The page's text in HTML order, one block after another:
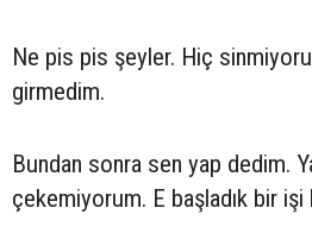
Ne pis pis şeyler. Hiç
girmedim.
Bundan sonra sen yap dedim.
çekemiyorum. E başladık bir işi